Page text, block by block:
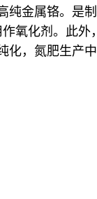
纯金属铬。是
氧化剂。此外
化，氮肥生产